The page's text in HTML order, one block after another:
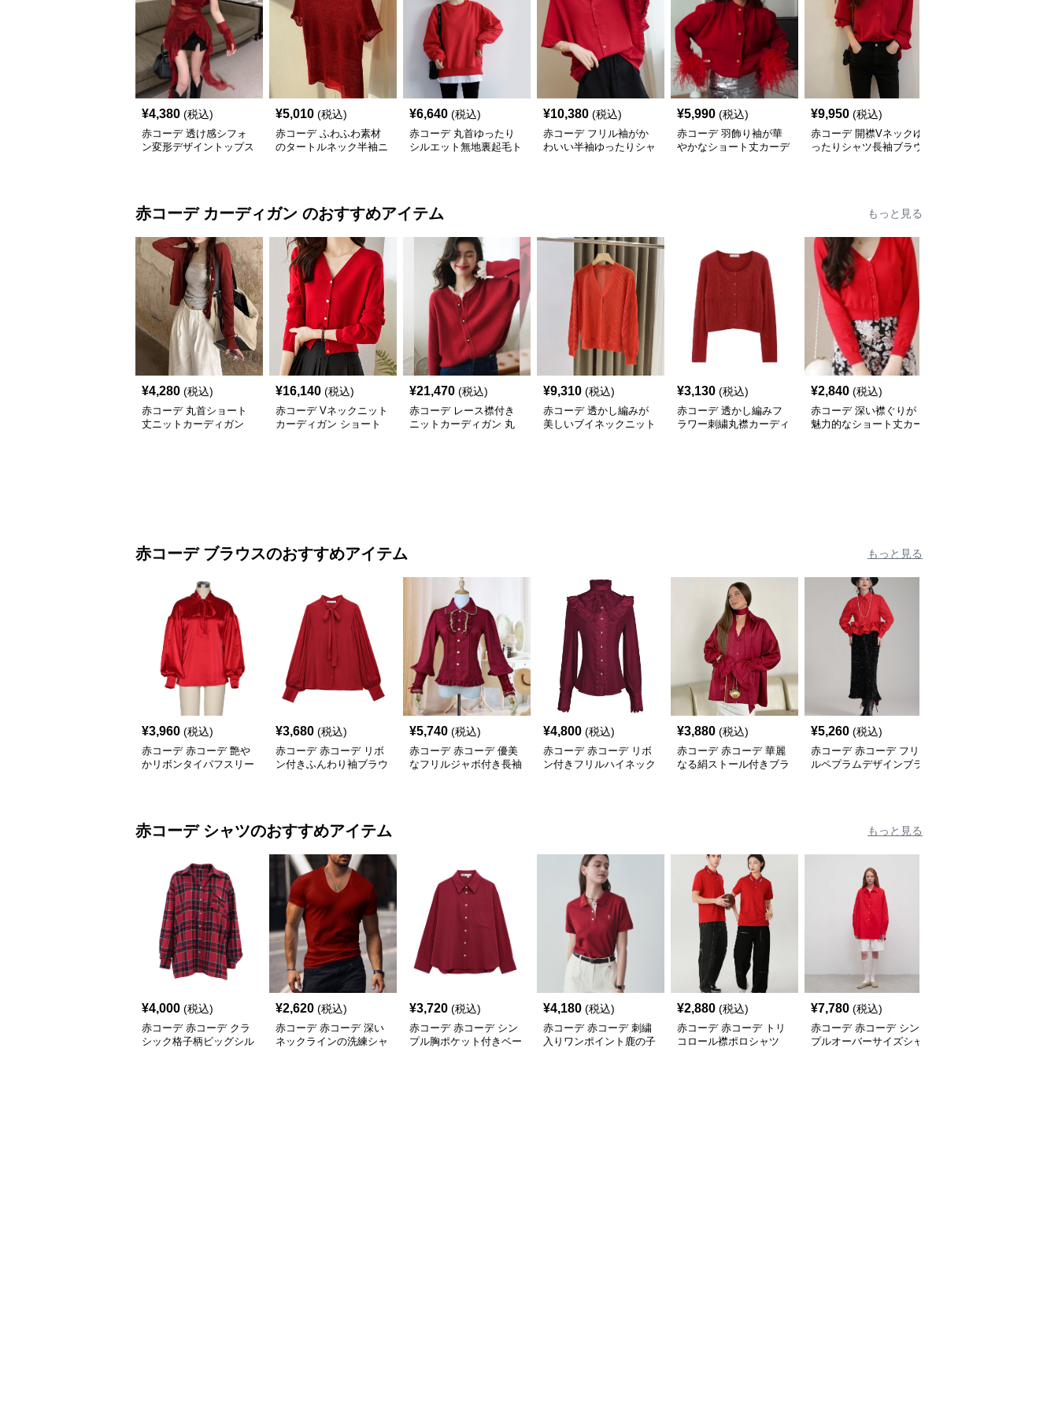
¥4,380 (税込)
赤コーデ 透け感シフォ
ン変形デザイントップス
¥5,010 (税込)
赤コーデ ふわふわ素材
のタートルネック半袖ニ
¥6,640 (税込)
赤コーデ 丸首ゆったり
シルエット無地裏起毛ト
¥10,380 (税込)
赤コーデ フリル袖がか
わいい半袖ゆったりシャ
¥5,990 (税込)
赤コーデ 羽飾り袖が華
やかなショート丈カーデ
¥9,950 (税込)
赤コーデ 開襟Vネックゆ
ったりシャツ長袖ブラウ
赤コーデ カーディガン のおすすめアイテム もっと見る
¥4,280 (税込)
赤コーデ 丸首ショート
丈ニットカーディガン
¥16,140 (税込)
赤コーデ Vネックニット
カーディガン ショート
¥21,470 (税込)
赤コーデ レース襟付き
ニットカーディガン 丸
¥9,310 (税込)
赤コーデ 透かし編みが
美しいブイネックニット
¥3,130 (税込)
赤コーデ 透かし編みフ
ラワー刺繍丸襟カーディ
¥2,840 (税込)
赤コーデ 深い襟ぐりが
魅力的なショート丈カー
赤コーデ ブラウスのおすすめアイテム もっと見る
¥3,960 (税込)
赤コーデ 赤コーデ 艶や
かリボンタイパフスリー
¥3,680 (税込)
赤コーデ 赤コーデ リボ
ン付きふんわり袖ブラウ
¥5,740 (税込)
赤コーデ 赤コーデ 優美
なフリルジャボ付き長袖
¥4,800 (税込)
赤コーデ 赤コーデ リボ
ン付きフリルハイネック
¥3,880 (税込)
赤コーデ 赤コーデ 華麗
なる絹ストール付きブラ
¥5,260 (税込)
赤コーデ 赤コーデ フリ
ルペプラムデザインブラ
赤コーデ シャツのおすすめアイテム もっと見る
¥4,000 (税込)
赤コーデ 赤コーデ クラ
シック格子柄ビッグシル
¥2,620 (税込)
赤コーデ 赤コーデ 深い
ネックラインの洗練シャ
¥3,720 (税込)
赤コーデ 赤コーデ シン
プル胸ポケット付きベー
¥4,180 (税込)
赤コーデ 赤コーデ 刺繍
入りワンポイント鹿の子
¥2,880 (税込)
赤コーデ 赤コーデ トリ
コロール襟ポロシャツ
¥7,780 (税込)
赤コーデ 赤コーデ シン
プルオーバーサイズシャ